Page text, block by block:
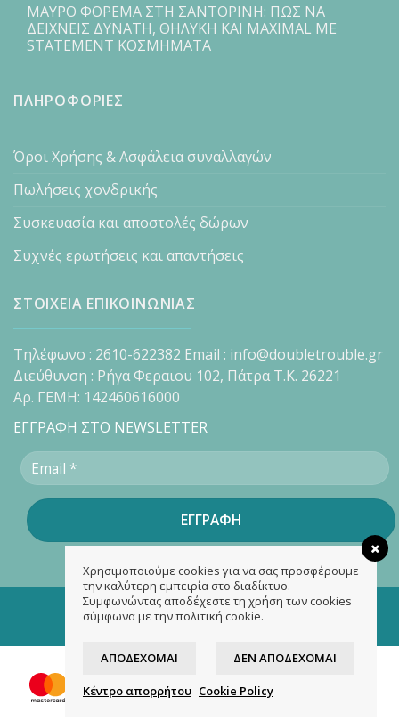
ΜΑΥΡΟ ΦΟΡΕΜΑ ΣΤΗ ΣΑΝΤΟΡΙΝΗ: ΠΩΣ ΝΑ
ΔΕΙΧΝΕΙΣ ΔΥΝΑΤΗ, ΘΗΛΥΚΗ ΚΑΙ MAXIMAL ΜΕ
STATEMENT ΚΟΣΜΗΜΑΤΑ
ΠΛΗΡΟΦΟΡΙΕΣ
Όροι Χρήσης & Ασφάλεια συναλλαγών
Πωλήσεις χονδρικής
Συσκευασία και αποστολές δώρων
Συχνές ερωτήσεις και απαντήσεις
ΣΤΟΙΧΕΙΑ ΕΠΙΚΟΙΝΩΝΙΑΣ
Τηλέφωνο : 2610-622382 Email : info@doubletrouble.gr
Διεύθυνση : Ρήγα Φεραιου 102, Πάτρα Τ.Κ. 26221
Αρ. ΓΕΜΗ: 142460616000
ΕΓΓΡΑΦΗ ΣΤΟ NEWSLETTER
Copyright 2026 ©doubletrouble.gr
Designed & developed by
Χρησιμοποιούμε cookies για να σας προσφέρουμε
την καλύτερη εμπειρία στο διαδίκτυο.
Συμφωνώντας αποδέχεστε τη χρήση των cookies
σύμφωνα με την πολιτική cookie.
ΑΠΟΔΈΧΟΜΑΙ ΔΕΝ ΑΠΟΔΈΧΟΜΑΙ
Κέντρο απορρήτου Cookie Policy